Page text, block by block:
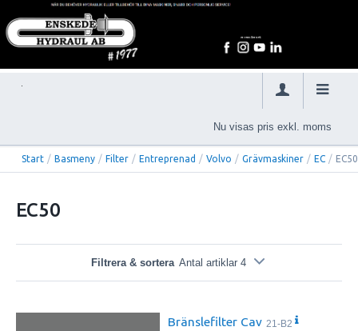
Nu visas pris exkl. moms
Start / Basmeny / Filter / Entreprenad / Volvo / Grävmaskiner / EC / EC50
EC50
Filtrera & sortera Antal artiklar 4
Bränslefilter Cav 21-B2